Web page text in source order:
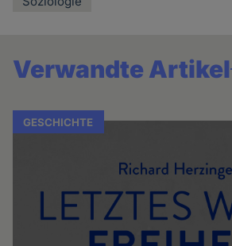
Verwandte Artikel
GESCHICHTE